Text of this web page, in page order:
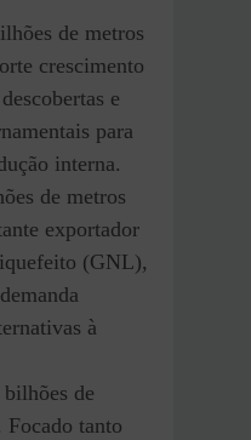
de metros
crescimento
e
para
interna.
de metros
exportador
(GNL),
à
de
Focado tanto